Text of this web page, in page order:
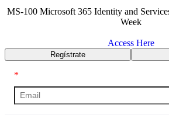
MS-100 Microsoft 365 Identity and
Week
Access Here
Regístrate
*